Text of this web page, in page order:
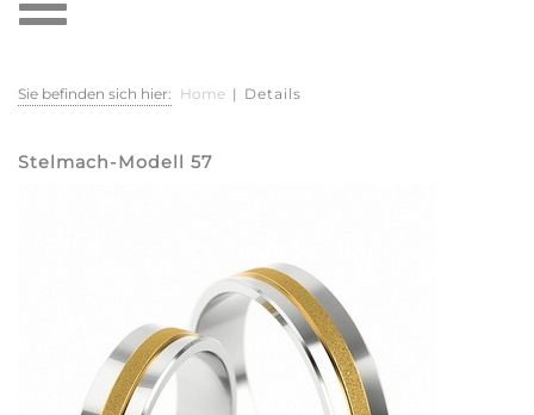
Sie befinden sich hier: Home | Details
Stelmach-Modell 57